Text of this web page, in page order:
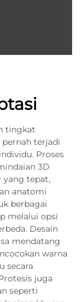
tingkat
terjadi
Proses
3D
yang tepat,
anatomi
berbagai
melalui opsi
Desain
mendatang
warna
secara
juga
seperti